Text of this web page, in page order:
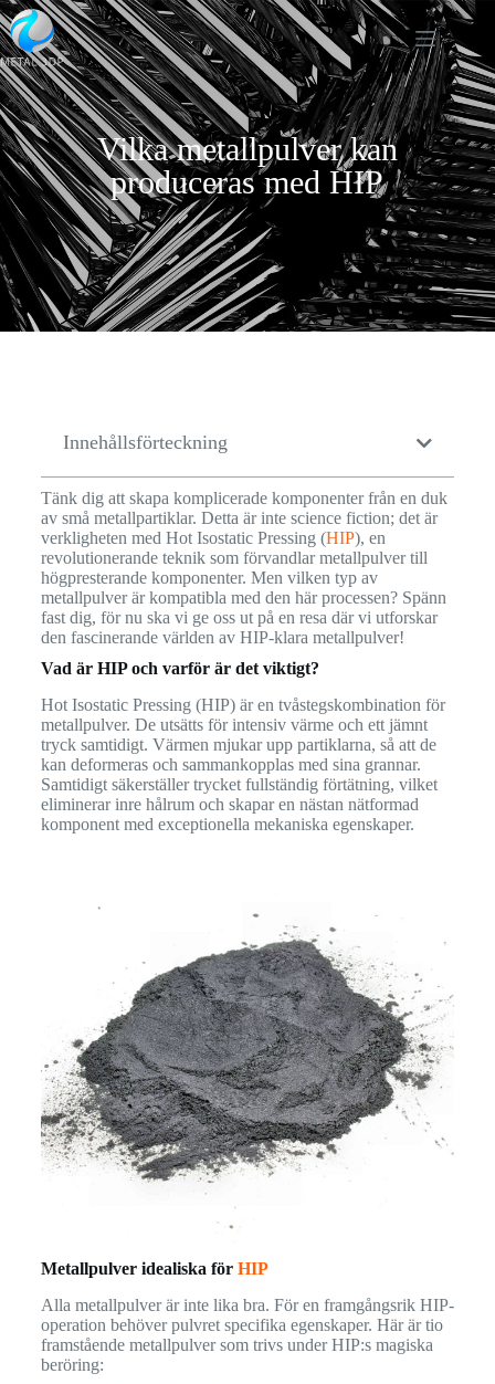
Vilka metallpulver kan
produceras med HIP
Innehållsförteckning
Tänk dig att skapa komplicerade komponenter från en duk
av små metallpartiklar. Detta är inte science fiction; det är
verkligheten med Hot Isostatic Pressing (HIP), en
revolutionerande teknik som förvandlar metallpulver till
högpresterande komponenter. Men vilken typ av
metallpulver är kompatibla med den här processen? Spänn
fast dig, för nu ska vi ge oss ut på en resa där vi utforskar
den fascinerande världen av HIP-klara metallpulver!
Vad är HIP och varför är det viktigt?
Hot Isostatic Pressing (HIP) är en tvåstegskombination för
metallpulver. De utsätts för intensiv värme och ett jämnt
tryck samtidigt. Värmen mjukar upp partiklarna, så att de
kan deformeras och sammankopplas med sina grannar.
Samtidigt säkerställer trycket fullständig förtätning, vilket
eliminerar inre hålrum och skapar en nästan nätformad
komponent med exceptionella mekaniska egenskaper.
Metallpulver idealiska för HIP
Alla metallpulver är inte lika bra. För en framgångsrik HIP-
operation behöver pulvret specifika egenskaper. Här är tio
framstående metallpulver som trivs under HIP:s magiska
beröring: